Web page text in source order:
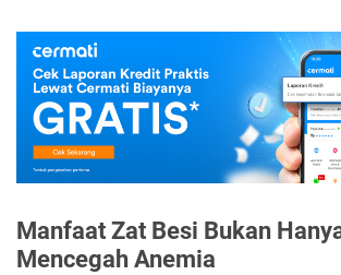
Manfaat Zat Besi Bukan
Mencegah Anemia